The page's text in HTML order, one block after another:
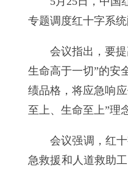
专题调度红十字系
会议指出，要
生命高于一切”的安
绩品格，将应急响
至上、生命至上”理
会议强调，红
急救援和人道救助